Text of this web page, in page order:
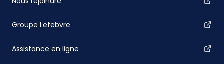
Groupe Lefebvre
Assistance en ligne